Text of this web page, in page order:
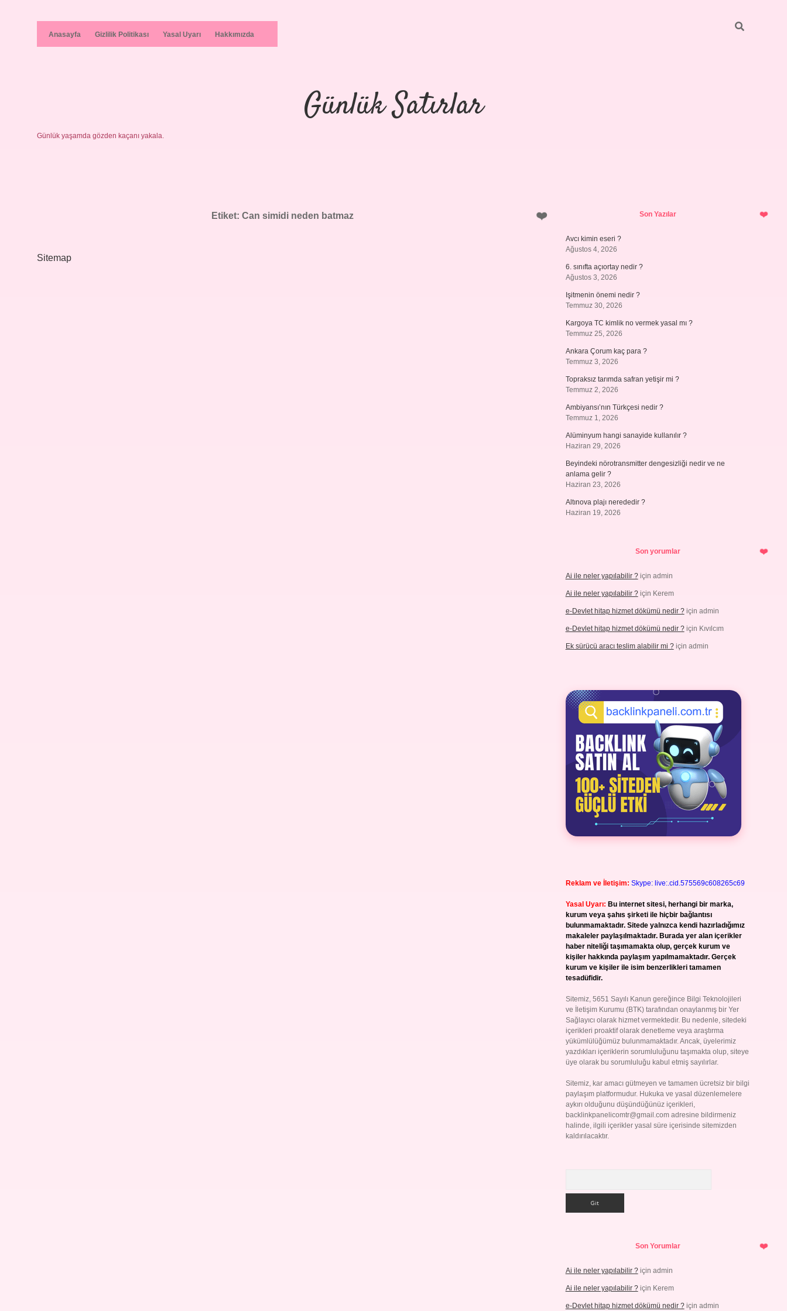
Anasayfa Gizlilik Politikası Yasal Uyarı Hakkımızda
Günlük Satırlar
Günlük yaşamda gözden kaçanı yakala.
Etiket:Can simidi neden batmaz
Sitemap
SidebarSon Yazılar
Avcı kimin eseri ?
Ağustos 4, 2026
6. sınıfta açıortay nedir ?
Ağustos 3, 2026
Işitmenin önemi nedir ?
Temmuz 30, 2026
Kargoya TC kimlik no vermek yasal mı ?
Temmuz 25, 2026
Ankara Çorum kaç para ?
Temmuz 3, 2026
Topraksız tarımda safran yetişir mi ?
Temmuz 2, 2026
Ambiyansı’nın Türkçesi nedir ?
Temmuz 1, 2026
Alüminyum hangi sanayide kullanılır ?
Haziran 29, 2026
Beyindeki nörotransmitter dengesizliği nedir ve ne
anlama gelir ?
Haziran 23, 2026
Altınova plajı nerededir ?
Haziran 19, 2026
Son yorumlar
Ai ile neler yapılabilir ?için admin
Ai ile neler yapılabilir ?için Kerem
e-Devlet hitap hizmet dökümü nedir ?için admin
e-Devlet hitap hizmet dökümü nedir ?için Kıvılcım
Ek sürücü aracı teslim alabilir mi ?için admin
Reklam ve İletişim: Skype: live:.cid.575569c608265c69
Yasal Uyarı: Bu internet sitesi, herhangi bir marka,
kurum veya şahıs şirketi ile hiçbir bağlantısı
bulunmamaktadır. Sitede yalnızca kendi hazırladığımız
makaleler paylaşılmaktadır. Burada yer alan içerikler
haber niteliği taşımamakta olup, gerçek kurum ve
kişiler hakkında paylaşım yapılmamaktadır. Gerçek
kurum ve kişiler ile isim benzerlikleri tamamen
tesadüfidir.
Sitemiz, 5651 Sayılı Kanun gereğince Bilgi Teknolojileri
ve İletişim Kurumu (BTK) tarafından onaylanmış bir Yer
Sağlayıcı olarak hizmet vermektedir. Bu nedenle, sitedeki
içerikleri proaktif olarak denetleme veya araştırma
yükümlülüğümüz bulunmamaktadır. Ancak, üyelerimiz
yazdıkları içeriklerin sorumluluğunu taşımakta olup, siteye
üye olarak bu sorumluluğu kabul etmiş sayılırlar.
Sitemiz, kar amacı gütmeyen ve tamamen ücretsiz bir bilgi
paylaşım platformudur. Hukuka ve yasal düzenlemelere
aykırı olduğunu düşündüğünüz içerikleri,
backlinkpanelicomtr@gmail.comadresine bildirmeniz
halinde, ilgili içerikler yasal süre içerisinde sitemizden
kaldırılacaktır.
Son Yorumlar
Ai ile neler yapılabilir ?için admin
Ai ile neler yapılabilir ?için Kerem
e-Devlet hitap hizmet dökümü nedir ?için admin